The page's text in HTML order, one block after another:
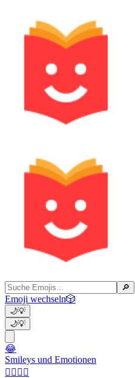
🔎
Emoji wechseln🎲
🌙💡
🌙💡
😂
Smileys und Emotionen
👩‍❤️‍💋‍👨